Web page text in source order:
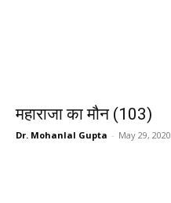
महाराजा का मौन (103)
Dr. Mohanlal Gupta - May 29, 2020